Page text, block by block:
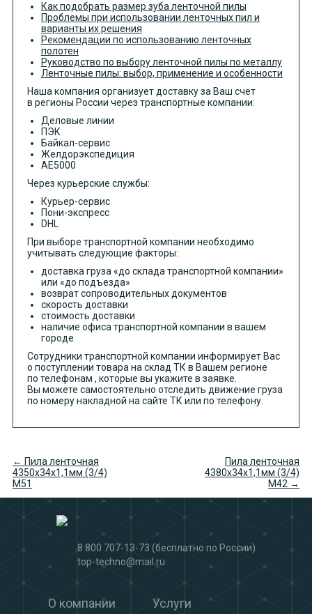
Как подобрать размер зуба ленточной пилы
Проблемы при использовании ленточных пил и
варианты их решения
Рекомендации по использованию ленточных
полотен
Руководство по выбору ленточной пилы по металлу
Ленточные пилы: выбор, применение и особенности
Наша компания организует доставку за Ваш счет
в регионы России через транспортные компании:
Деловые линии
ПЭК
Байкал-сервис
Желдорэкспедиция
АЕ5000
Через курьерские службы:
Курьер-сервис
Пони-экспресс
DHL
При выборе транспортной компании необходимо
учитывать следующие факторы:
доставка груза «до склада транспортной компании»
или «до подъезда»
возврат сопроводительных документов
скорость доставки
стоимость доставки
наличие офиса транспортной компании в вашем
городе
Сотрудники транспортной компании информирует Вас
о поступлении товара на склад ТК в Вашем регионе
по телефонам , которые вы укажите в заявке.
Вы можете самостоятельно отследить движение груза
по номеру накладной на сайте ТК или по телефону.
← Пила ленточная
4350х34х1,1мм (3/4)
М51
Пила ленточная
4380х34х1,1мм (3/4)
М42 →
8 800 707-13-73 (бесплатно по России)
top-techno@mail.ru
О компании
Услуги